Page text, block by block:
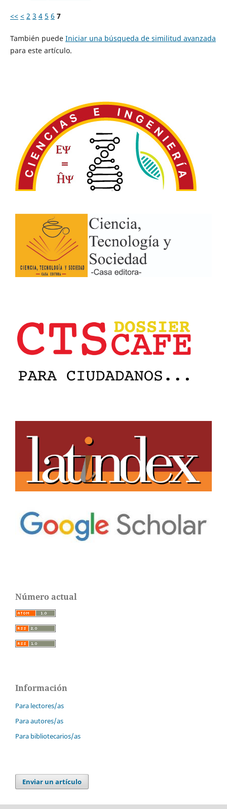
<< < 2 3 4 5 6 7
También puede Iniciar una búsqueda de similitud avanzada
para este artículo.
Número actual
Información
Para lectores/as
Para autores/as
Para bibliotecarios/as
Enviar un artículo